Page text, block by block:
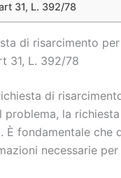
31, L. 392/78
di risarcimento
31, L. 392/78
di
problema, la
È fondamentale
necessarie